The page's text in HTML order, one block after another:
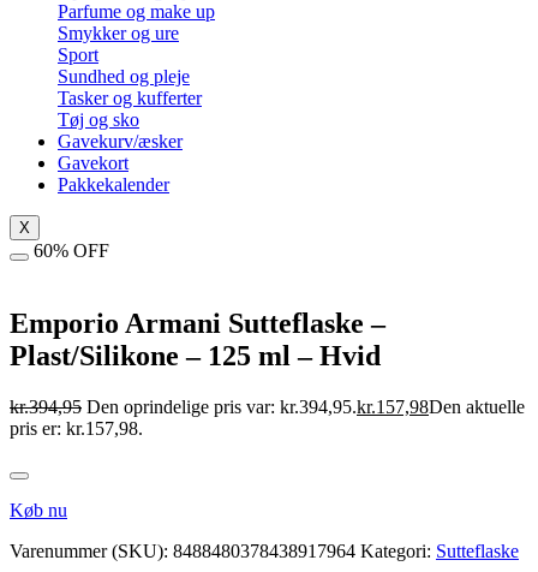
Parfume og make up
Smykker og ure
Sport
Sundhed og pleje
Tasker og kufferter
Tøj og sko
Gavekurv/æsker
Gavekort
Pakkekalender
X
60% OFF
Emporio Armani Sutteflaske –
Plast/Silikone – 125 ml – Hvid
kr.394,95 Den oprindelige pris var: kr.394,95.kr.157,98Den aktuelle
pris er: kr.157,98.
Køb nu
Varenummer (SKU): 8488480378438917964 Kategori: Sutteflaske